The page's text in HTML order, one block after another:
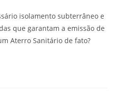
isolamento subterrâneo e
que garantam a emissão de
Aterro Sanitário de fato?